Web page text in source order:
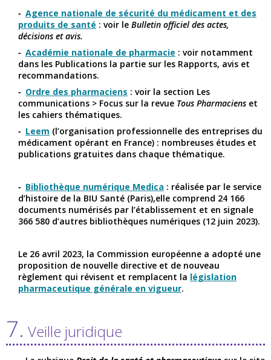
Agence nationale de sécurité du médicament et des
produits de santé : voir le Bulletin officiel des actes,
décisions et avis.
Académie nationale de pharmacie : voir notamment
dans les Publications la partie sur les Rapports, avis et
recommandations.
Ordre des pharmaciens : voir la section Les
communications > Focus sur la revue Tous Pharmaciens et
les cahiers thématiques.
Leem (l’organisation professionnelle des entreprises du
médicament opérant en France) : nombreuses études et
publications gratuites dans chaque thématique.
Bibliothèque numérique Medica : réalisée par le service
d’histoire de la BIU Santé (Paris),elle comprend 24 166
documents numérisés par l’établissement et en signale
366 580 d’autres bibliothèques numériques (12 juin 2023).
Le 26 avril 2023, la Commission européenne a adopté une
proposition de nouvelle directive et de nouveau
règlement qui révisent et remplacent la législation
pharmaceutique générale en vigueur.
7. Veille juridique